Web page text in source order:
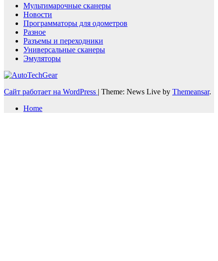
Мультимарочные сканеры
Новости
Программаторы для одометров
Разное
Разъемы и переходники
Универсальные сканеры
Эмуляторы
Сайт работает на WordPress | Theme: News Live by Themeansar.
Home